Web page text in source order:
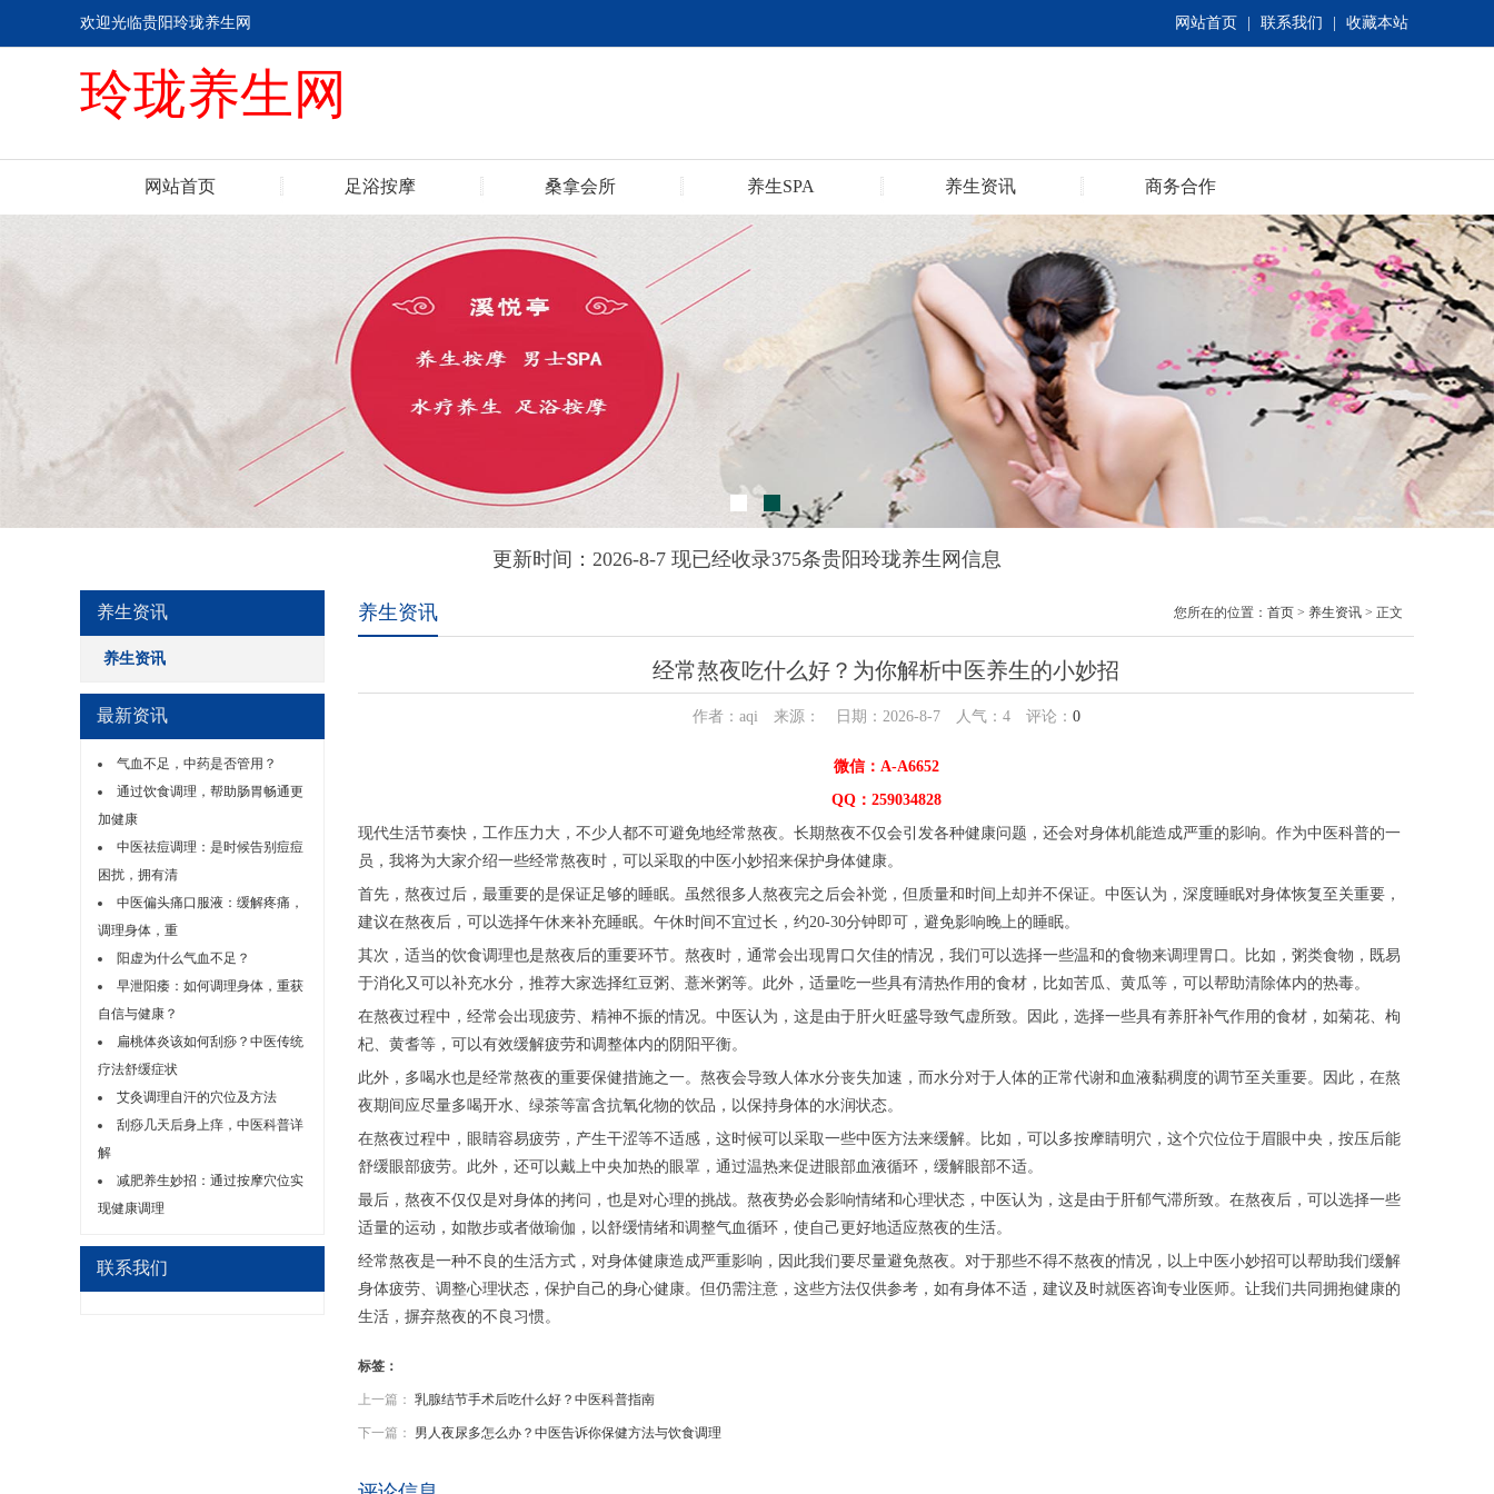
网站首页 联系我们 收藏本站
欢迎光临贵阳玲珑养生网
玲珑养生网
网站首页 足浴按摩 桑拿会所 养生SPA 养生资讯 商务合作
更新时间：2026-8-7 现已经收录375条贵阳玲珑养生网信息
养生资讯
养生资讯
最新资讯
气血不足，中药是否管用？
通过饮食调理，帮助肠胃畅通更
加健康
中医祛痘调理：是时候告别痘痘
困扰，拥有清
中医偏头痛口服液：缓解疼痛，
调理身体，重
阳虚为什么气血不足？
早泄阳痿：如何调理身体，重获
自信与健康？
扁桃体炎该如何刮痧？中医传统
疗法舒缓症状
艾灸调理自汗的穴位及方法
刮痧几天后身上痒，中医科普详
解
减肥养生妙招：通过按摩穴位实
现健康调理
联系我们
养生资讯 您所在的位置： 首页 > 养生资讯 > 正文
经常熬夜吃什么好？为你解析中医养生的小妙招
作者：aqi 来源： 日期：2026-8-7 人气： 4评论： 0
微信：A-A6652
QQ：259034828
现代生活节奏快，工作压力大，不少人都不可避免地经常熬夜。长期熬夜不仅会引发各种健康问题，还会对身体机能造成严重的影响。作为中医科普的一
员，我将为大家介绍一些经常熬夜时，可以采取的中医小妙招来保护身体健康。
首先，熬夜过后，最重要的是保证足够的睡眠。虽然很多人熬夜完之后会补觉，但质量和时间上却并不保证。中医认为，深度睡眠对身体恢复至关重要，
建议在熬夜后，可以选择午休来补充睡眠。午休时间不宜过长，约20-30分钟即可，避免影响晚上的睡眠。
其次，适当的饮食调理也是熬夜后的重要环节。熬夜时，通常会出现胃口欠佳的情况，我们可以选择一些温和的食物来调理胃口。比如，粥类食物，既易
于消化又可以补充水分，推荐大家选择红豆粥、薏米粥等。此外，适量吃一些具有清热作用的食材，比如苦瓜、黄瓜等，可以帮助清除体内的热毒。
在熬夜过程中，经常会出现疲劳、精神不振的情况。中医认为，这是由于肝火旺盛导致气虚所致。因此，选择一些具有养肝补气作用的食材，如菊花、枸
杞、黄耆等，可以有效缓解疲劳和调整体内的阴阳平衡。
此外，多喝水也是经常熬夜的重要保健措施之一。熬夜会导致人体水分丧失加速，而水分对于人体的正常代谢和血液黏稠度的调节至关重要。因此，在熬
夜期间应尽量多喝开水、绿茶等富含抗氧化物的饮品，以保持身体的水润状态。
在熬夜过程中，眼睛容易疲劳，产生干涩等不适感，这时候可以采取一些中医方法来缓解。比如，可以多按摩睛明穴，这个穴位位于眉眼中央，按压后能
舒缓眼部疲劳。此外，还可以戴上中央加热的眼罩，通过温热来促进眼部血液循环，缓解眼部不适。
最后，熬夜不仅仅是对身体的拷问，也是对心理的挑战。熬夜势必会影响情绪和心理状态，中医认为，这是由于肝郁气滞所致。在熬夜后，可以选择一些
适量的运动，如散步或者做瑜伽，以舒缓情绪和调整气血循环，使自己更好地适应熬夜的生活。
经常熬夜是一种不良的生活方式，对身体健康造成严重影响，因此我们要尽量避免熬夜。对于那些不得不熬夜的情况，以上中医小妙招可以帮助我们缓解
身体疲劳、调整心理状态，保护自己的身心健康。但仍需注意，这些方法仅供参考，如有身体不适，建议及时就医咨询专业医师。让我们共同拥抱健康的
生活，摒弃熬夜的不良习惯。
标签：
上一篇： 乳腺结节手术后吃什么好？中医科普指南
下一篇： 男人夜尿多怎么办？中医告诉你保健方法与饮食调理